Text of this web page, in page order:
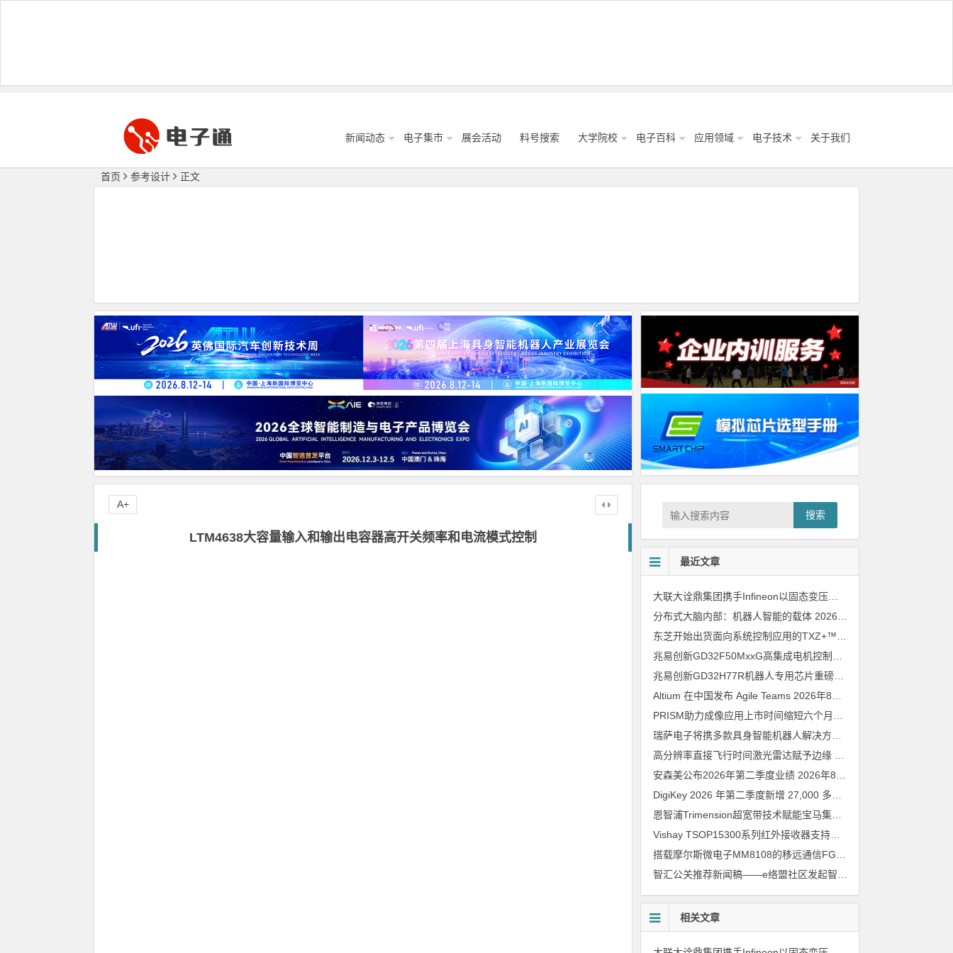
新闻动态 电子集市 展会活动 料号搜索 大学院校 电子百科 应用领域 电子技术 关于我们
首页 参考设计 正文
LTM4638大容量输入和输出电容器高开关频率和电流模式控制
A+
搜索
最近文章
大联大诠鼎集团携手Infineon以固态变压器重构配电效率新标杆
分布式大脑内部：机器人智能的载体 2026年8月6日
兆易创新GD32H77R机器人专用芯片重磅亮相，精准赋能伺服驱动与关节控制
Altium 在中国发布 Agile Teams 2026年8月6日
安森美公布2026年第二季度业绩 2026年8月6日
恩智浦Trimension超宽带技术赋能宝马集团Digital Key Plus及生命体存在检测功能
Vishay TSOP15300系列红外接收器支持所有主流遥控代码
相关文章